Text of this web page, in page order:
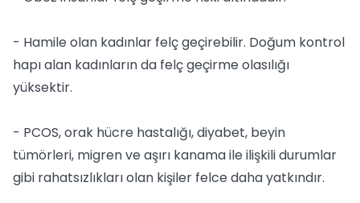
- Hamile olan kadınlar felç geçirebilir. Doğum kontrol
hapı alan kadınların da felç geçirme olasılığı
yüksektir.
- PCOS, orak hücre hastalığı, diyabet, beyin
tümörleri, migren ve aşırı kanama ile ilişkili durumlar
gibi rahatsızlıkları olan kişiler felce daha yatkındır.